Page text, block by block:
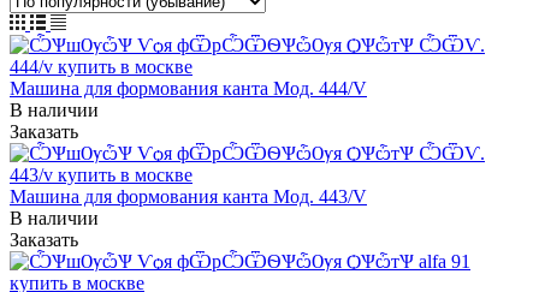
Машина для формования канта Мод. 444/V
В наличии
Заказать
Машина для формования канта Мод. 443/V
В наличии
Заказать